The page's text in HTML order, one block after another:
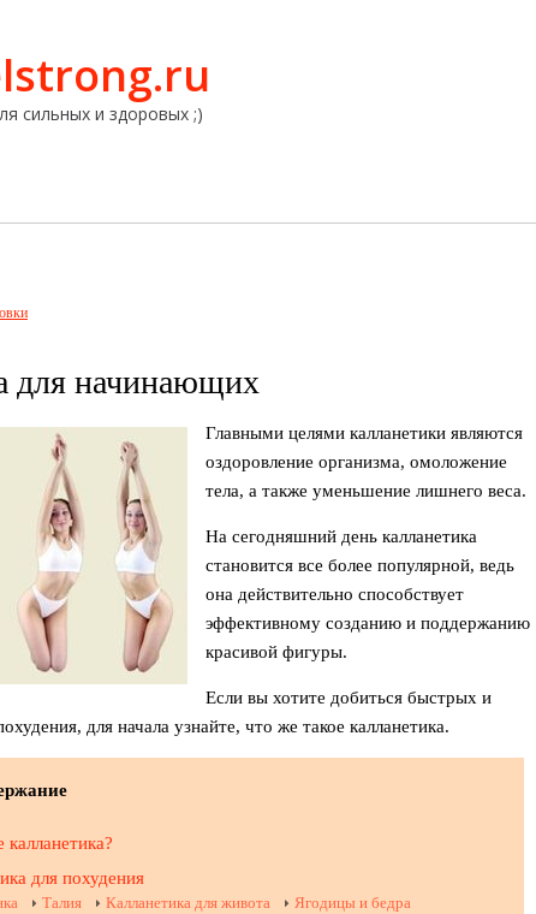
сильных и здоровых ;)
для начинающих
Главными целями калланетики являются
оздоровление организма, омоложение
тела, а также уменьшение лишнего веса.
На сегодняшний день калланетика
становится все более популярной, ведь
она действительно способствует
эффективному созданию и поддержанию
красивой фигуры.
Если вы хотите добиться быстрых и
для начала узнайте, что же такое калланетика.
калланетика?
для похудения
Талия Калланетика для живота
Ягодицы и бедра